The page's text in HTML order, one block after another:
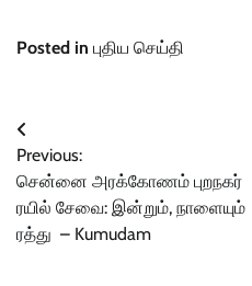
Posted in புதிய செய்தி
Post
navigation
Previous:
சென்னை அரக்கோணம் புறநகர்
ரயில் சேவை: இன்றும், நாளையும்
ரத்து – Kumudam